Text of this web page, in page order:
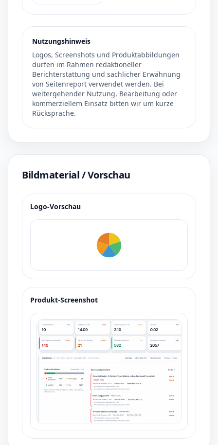
Nutzungshinweis
Logos, Screenshots und Produktabbildungen
dürfen im Rahmen redaktioneller
Berichterstattung und sachlicher Erwähnung
von Seitenreport verwendet werden. Bei
weitergehender Nutzung, Bearbeitung oder
kommerziellem Einsatz bitten wir um kurze
Rücksprache.
Bildmaterial / Vorschau
Logo-Vorschau
Produkt-Screenshot